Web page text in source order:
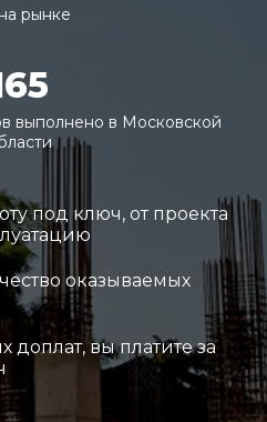
рынке
выполнено в Московской
под ключ, от проекта
оказываемых
вы платите за